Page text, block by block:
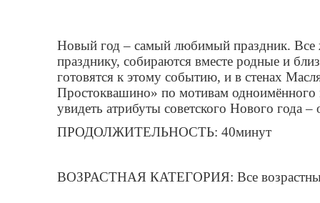
Новый год – самый любимый праздник. Все
празднику, собираются вместе родные и
готовятся к этому событию, и в стенах
Простоквашино» по мотивам
увидеть атрибуты советского Нового
ПРОДОЛЖИТЕЛЬНОСТЬ: 40минут
ВОЗРАСТНАЯ КАТЕГОРИЯ: Все